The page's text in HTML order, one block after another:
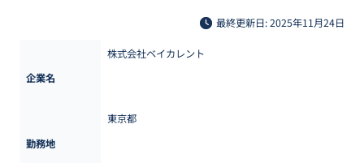
最終更新日: 2025年11月24日
企業名
株式会社ベイカレント
勤務地
東京都